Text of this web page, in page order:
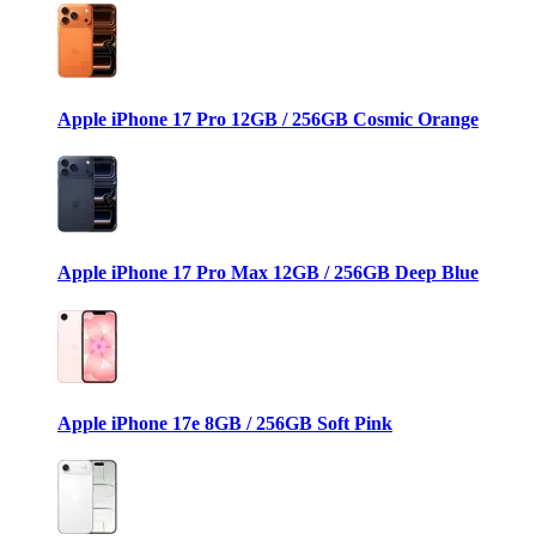
Apple iPhone 17 Pro 12GB / 256GB Cosmic Orange
Apple iPhone 17 Pro Max 12GB / 256GB Deep Blue
Apple iPhone 17e 8GB / 256GB Soft Pink